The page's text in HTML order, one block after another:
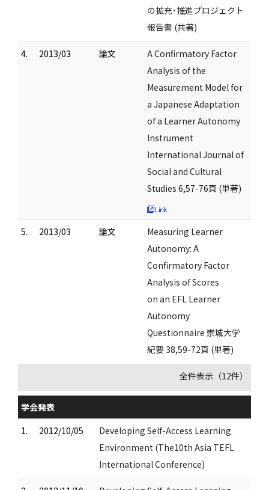
の拡充･推進プロジェクト
報告書 (共著)
4. 2013/03 論文
A Confirmatory Factor
Analysis of the
Measurement Model for
a Japanese Adaptation
of a Learner Autonomy
Instrument
International Journal of
Social and Cultural
Studies 6,57-76頁 (単著)
5. 2013/03 論文
Measuring Learner
Autonomy: A
Confirmatory Factor
Analysis of Scores
on an EFL Learner
Autonomy
Questionnaire 崇城大学
紀要 38,59-72頁 (単著)
全件表示（12件）
学会発表
1.
2012/10/05
Developing Self-Access Learning
Environment (The10th Asia TEFL
International Conference)